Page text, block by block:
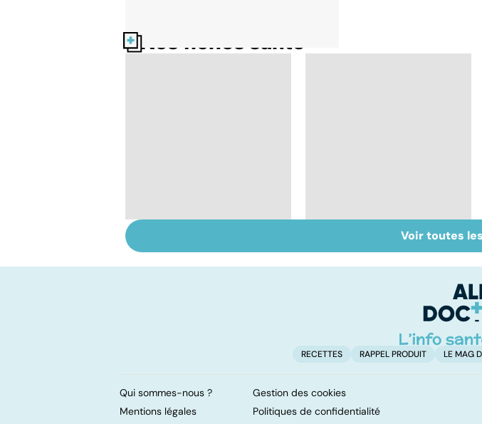
Nos fiches santé
vitiligo
Bien dormir, mais...
sans médicaments !
Voir toutes
RECETTES RAPPEL PRODUIT LE MAG
Qui sommes-nous ?
Gestion des cookies
Mentions légales
Politiques de confidentialité